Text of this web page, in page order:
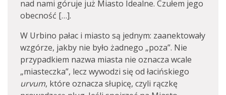
nad nami góruje już Miasto Idealne. Czułem jego
obecność […].
W Urbino pałac i miasto są jednym: zaanektowały
wzgórze, jakby nie było żadnego „poza”. Nie
przypadkiem nazwa miasta nie oznacza wcale
„miasteczka”, lecz wywodzi się od łacińskiego
urvum, które oznacza słupicę, czyli rączkę